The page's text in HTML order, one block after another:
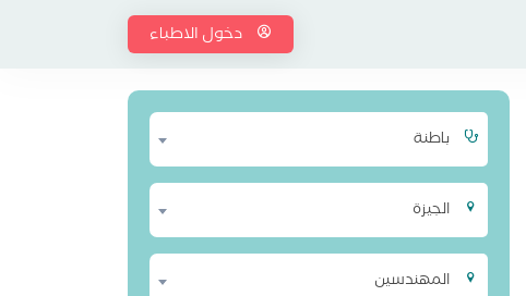
دخول الاطباء
باطنة
الجيزة
المهندسين